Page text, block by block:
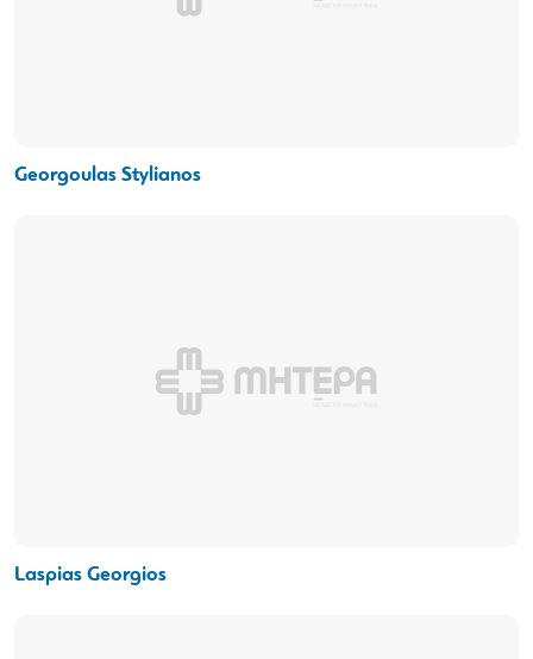
Georgoulas Stylianos
Laspias Georgios